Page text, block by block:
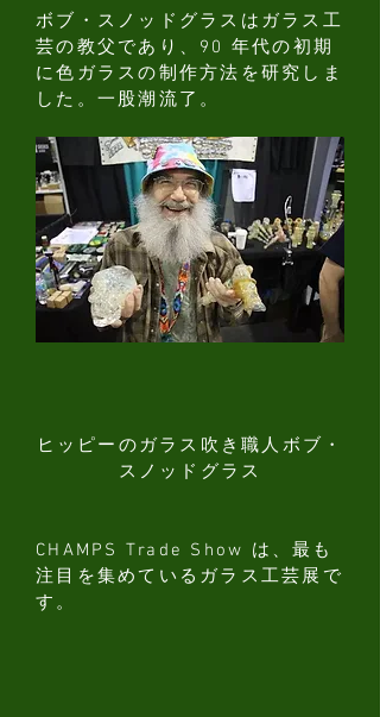
ボブ・スノッドグラスはガラス工
芸の教父であり、90 年代の初期
に色ガラスの制作方法を研究しま
した。一股潮流了。
ヒッピーのガラス吹き職人ボブ・
スノッドグラス
CHAMPS Trade Show は、最も
注目を集めているガラス工芸展で
す。